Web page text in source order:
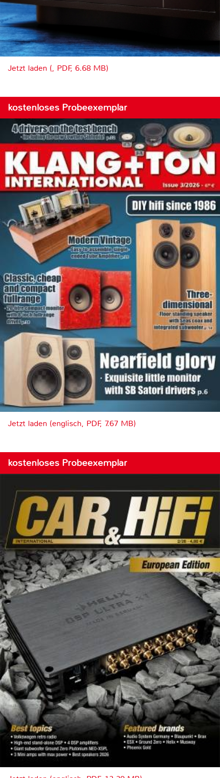
Jetzt laden (, PDF, 6.68 MB)
kostenloses Probeexemplar
Jetzt laden (englisch, PDF, 7.67 MB)
kostenloses Probeexemplar